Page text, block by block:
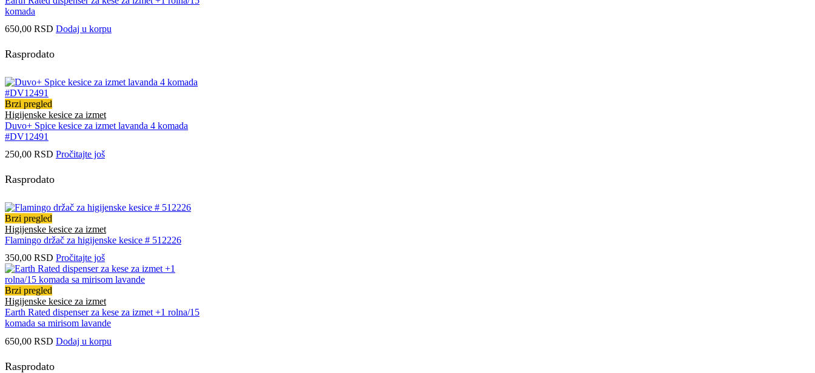
komada
650,00 RSD Dodaj u korpu
Rasprodato
Brzi pregled
Higijenske kesice za izmet
Duvo+ Spice kesice za izmet lavanda 4 komada
#DV12491
250,00 RSD Pročitajte još
Rasprodato
Brzi pregled
Higijenske kesice za izmet
Flamingo držač za higijenske kesice # 512226
350,00 RSD Pročitajte još
Brzi pregled
Higijenske kesice za izmet
Earth Rated dispenser za kese za izmet +1 rolna/15
komada sa mirisom lavande
650,00 RSD Dodaj u korpu
Rasprodato